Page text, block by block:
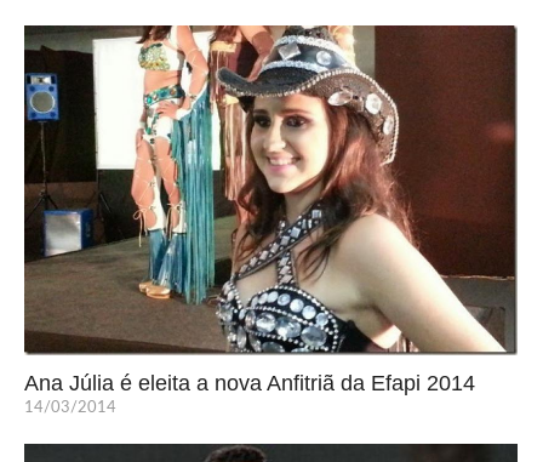
Ana Júlia é eleita a nova Anfitriã da Efapi 2014
14/03/2014